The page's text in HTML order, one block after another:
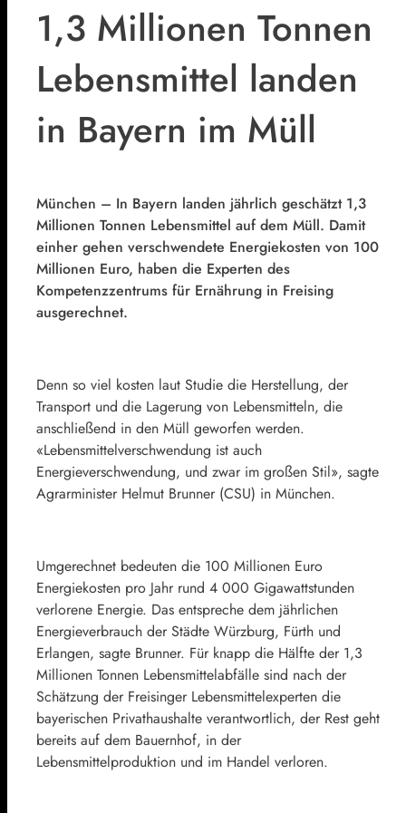
1,3 Millionen Tonnen
Lebensmittel landen
in Bayern im Müll
München – In Bayern landen jährlich geschätzt 1,3
Millionen Tonnen Lebensmittel auf dem Müll. Damit
einher gehen verschwendete Energiekosten von 100
Millionen Euro, haben die Experten des
Kompetenzzentrums für Ernährung in Freising
ausgerechnet.
Denn so viel kosten laut Studie die Herstellung, der
Transport und die Lagerung von Lebensmitteln, die
anschließend in den Müll geworfen werden.
«Lebensmittelverschwendung ist auch
Energieverschwendung, und zwar im großen Stil», sagte
Agrarminister Helmut Brunner (CSU) in München.
Umgerechnet bedeuten die 100 Millionen Euro
Energiekosten pro Jahr rund 4 000 Gigawattstunden
verlorene Energie. Das entspreche dem jährlichen
Energieverbrauch der Städte Würzburg, Fürth und
Erlangen, sagte Brunner. Für knapp die Hälfte der 1,3
Millionen Tonnen Lebensmittelabfälle sind nach der
Schätzung der Freisinger Lebensmittelexperten die
bayerischen Privathaushalte verantwortlich, der Rest geht
bereits auf dem Bauernhof, in der
Lebensmittelproduktion und im Handel verloren.